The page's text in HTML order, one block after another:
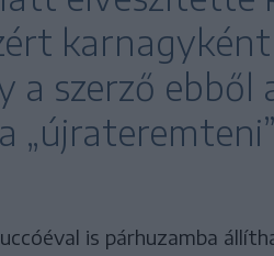
a szerző ebből
is párhuzamba